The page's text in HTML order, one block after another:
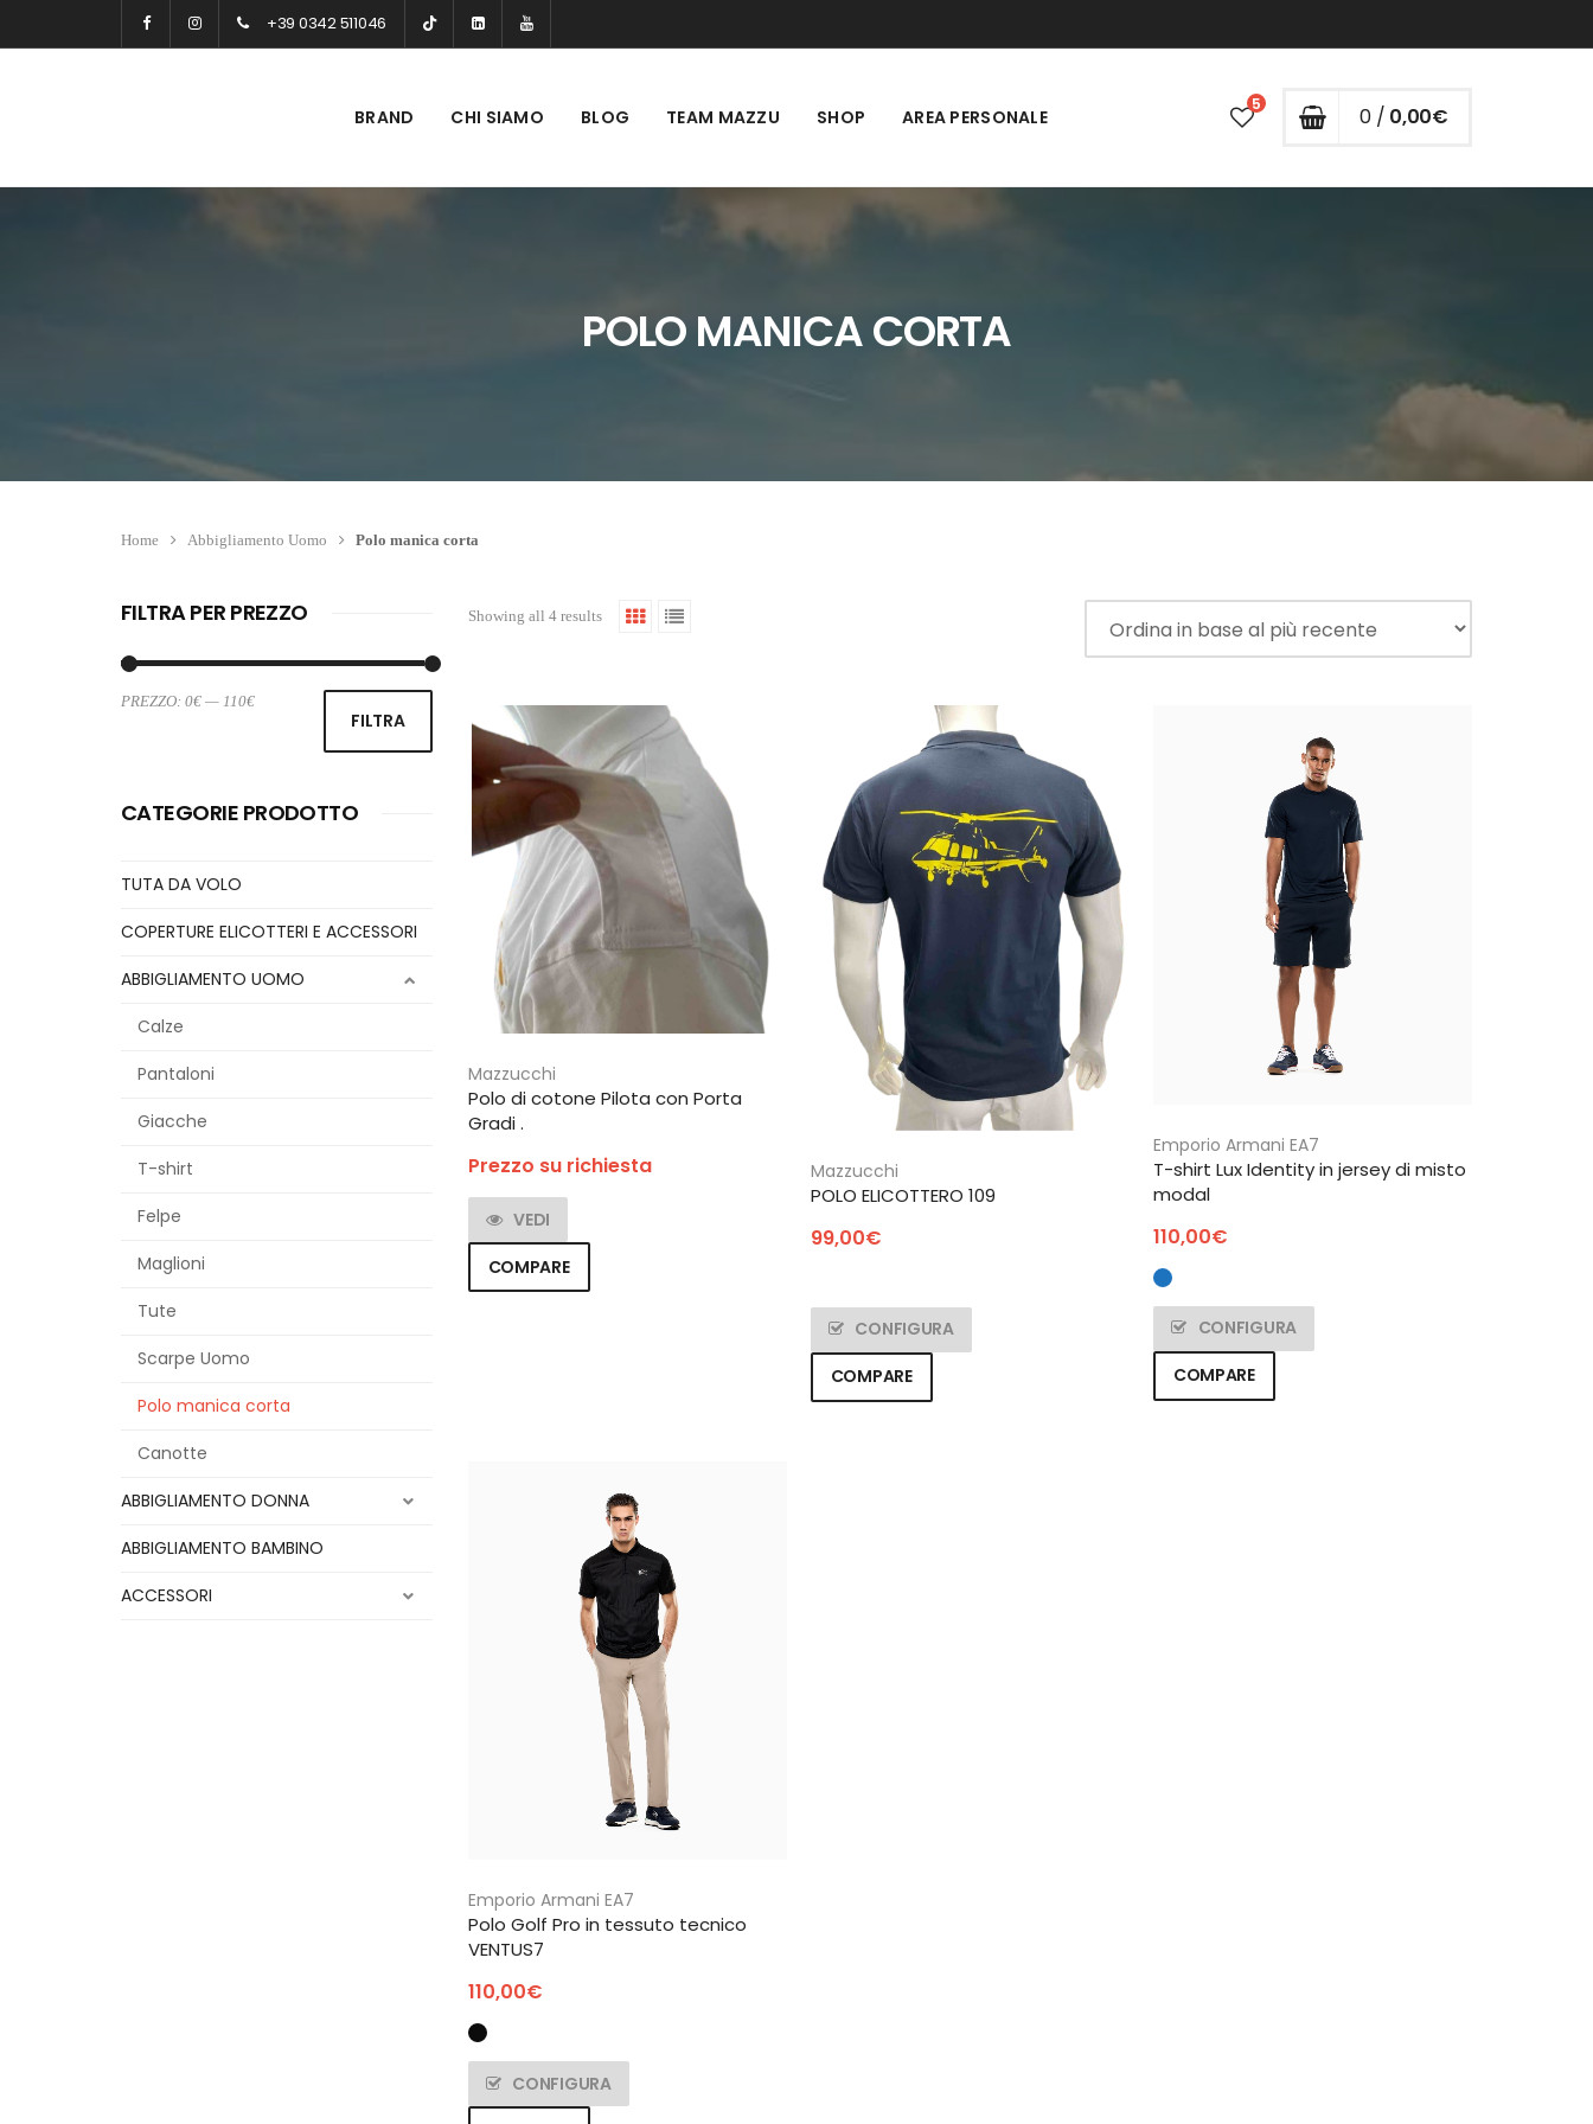
+39 0342 511046
BRAND CHI SIAMO BLOG TEAM MAZZU SHOP AREA PERSONALE
5 0 / 0,00€
POLO MANICA CORTA
Home Abbigliamento Uomo Polo manica corta
Showing all 4 results
Mazzucchi
Polo di cotone Pilota con Porta
Gradi .
Prezzo su richiesta
VEDI
COMPARE
Mazzucchi
POLO ELICOTTERO 109
99,00€
CONFIGURA
COMPARE
Emporio Armani EA7
T-shirt Lux Identity in jersey di misto
modal
110,00€
CONFIGURA
COMPARE
Emporio Armani EA7
Polo Golf Pro in tessuto tecnico
VENTUS7
110,00€
CONFIGURA
FILTRA PER PREZZO
Min
Max
FILTRA
PREZZO: 0€ — 110€
CATEGORIE PRODOTTO
TUTA DA VOLO
COPERTURE ELICOTTERI E ACCESSORI
ABBIGLIAMENTO UOMO
Calze
Pantaloni
Giacche
T-shirt
Felpe
Maglioni
Tute
Scarpe Uomo
Polo manica corta
Canotte
ABBIGLIAMENTO DONNA
ABBIGLIAMENTO BAMBINO
ACCESSORI